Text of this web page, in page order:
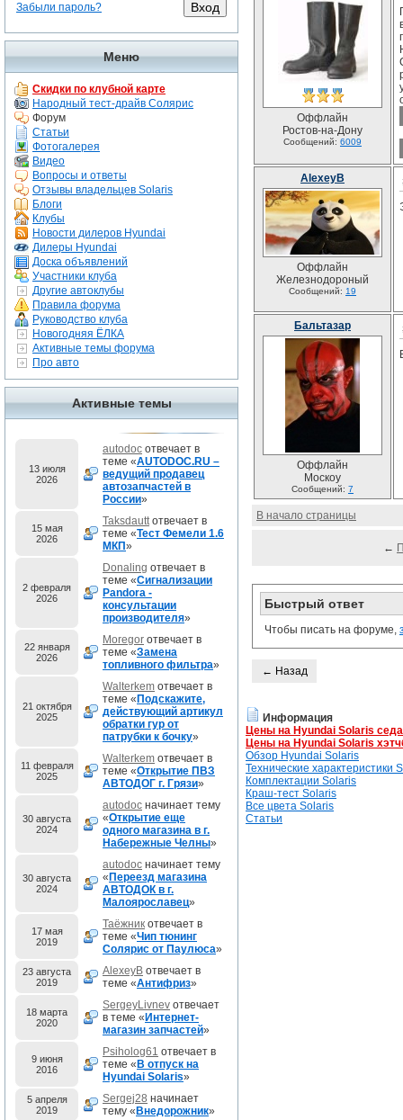
Забыли пароль?
Меню
Скидки по клубной карте
Народный тест-драйв Солярис
Форум
Статьи
Фотогалерея
Видео
Вопросы и ответы
Отзывы владельцев Solaris
Блоги
Клубы
Новости дилеров Hyundai
Дилеры Hyundai
Доска объявлений
Участники клуба
Другие автоклубы
Правила форума
Руководство клуба
Новогодняя ЁЛКА
Активные темы форума
Про авто
Активные темы
13 июля
2026
autodoc отвечает в
теме «AUTODOC.RU –
ведущий продавец
автозапчастей в
России»
15 мая
2026
Taksdauttотвечает в
теме «Тест Фемели 1.6
МКП»
2 февраля
2026
Donaling отвечает в
теме «Сигнализации
Pandora -
консультации
производителя»
22 января
2026
Moregor отвечает в
теме «Замена
топливного фильтра»
21 октября
2025
Walterkem отвечает в
теме « Подскажите,
действующий артикул
обратки гур от
патрубки к бочку»
11 февраля
2025
Walterkem отвечает в
теме «Открытие ПВЗ
АВТОДОГ г. Грязи»
30 августа
2024
autodoc начинает тему
«Открытие еще
одного магазина в г.
Набережные Челны»
30 августа
2024
autodoc начинает тему
« Переезд магазина
АВТОДОК в г.
Малоярославец»
17 мая
2019
Таёжник отвечает в
теме «Чип тюнинг
Солярис от Паулюса»
23 августа
2019
AlexeyB отвечает в
теме «Антифриз»
18 марта
2020
SergeyLivnev отвечает
в теме « Интернет-
магазин запчастей»
9 июня
2016
Psiholog61 отвечает в
теме « В отпуск на
Hyundai Solaris»
5 апреля
2019
Sergej28 начинает
тему « Внедорожник»
Оффлайн
Ростов-на-Дону
Сообщений: 6009
AlexeyB
Оффлайн
Железнодороный
Сообщений: 19
Бальтазар
Оффлайн
Москоу
Сообщений: 7
В начало страницы
←
Быстрый ответ
Чтобы писать на форуме,
← Назад
Информация
Цены на Hyundai Solaris
Цены на Hyundai Solaris
Обзор Hyundai Solaris
Технические характеристики
Комплектации Solaris
Краш-тест Solaris
Все цвета Solaris
Статьи